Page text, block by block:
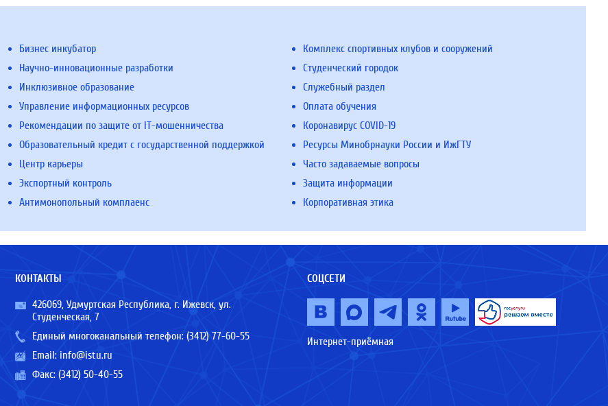
Бизнес инкубатор
Научно-инновационные разработки
Инклюзивное образование
Управление информационных ресурсов
Рекомендации по защите от IT-мошенничества
Образовательный кредит с государственной поддержкой
Центр карьеры
Экспортный контроль
Антимонопольный комплаенс
Комплекс спортивных клубов и сооружений
Студенческий городок
Служебный раздел
Оплата обучения
Коронавирус COVID-19
Ресурсы Минобрнауки России и ИжГТУ
Часто задаваемые вопросы
Защита информации
Корпоративная этика
КОНТАКТЫ
426069, Удмуртская Республика, г. Ижевск, ул.
Студенческая, 7
Единый многоканальный телефон: (3412) 77-60-55
Email: info@istu.ru
Факс: (3412) 50-40-55
СОЦСЕТИ
Интернет-приёмная